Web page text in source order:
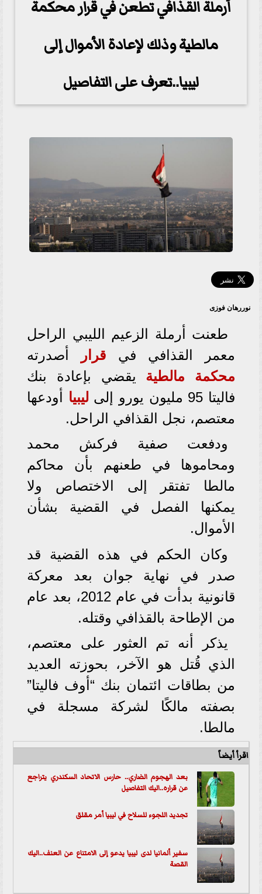
أرملة القذافي تطعن في قرار محكمة
مالطية وذلك لإعادة الأموال إلى
ليبيا..تعرف على التفاصيل
نوررهان فوزى
طعنت أرملة الزعيم الليبي الراحل
معمر القذافي في قرار
أصدرته
محكمة مالطية يقضي بإعادة بنك
فاليتا 95 مليون يورو إلى
ليبيا أودعها
معتصم، نجل القذافي الراحل.
ودفعت صفية فركش محمد
ومحاموها في طعنهم بأن محاكم
مالطا تفتقر إلى الاختصاص ولا
يمكنها الفصل في القضية بشأن
الأموال.
وكان الحكم في هذه القضية قد
صدر في نهاية جوان بعد معركة
قانونية بدأت في عام 2012، بعد عام
من الإطاحة بالقذافي وقتله.
يذكر أنه تم العثور على معتصم،
الذي قُتل هو الآخر، بحوزته العديد
من بطاقات ائتمان بنك “أوف فاليتا”
بصفته مالكًا لشركة مسجلة في
مالطا.
اقرأ أيضاً
بعد الهجوم الضاري.. حارس الاتحاد السكندري يتراجع
عن قراره..اليك التفاصيل
تجديد اللجوء للسلاح في ليبيا أمر مقلق
سفير ألمانيا لدى ليبيا يدعو إلى الامتناع عن العنف..اليك
القصة